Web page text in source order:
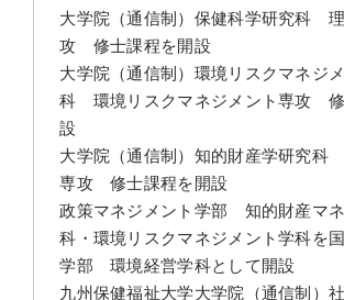
大学院（通信制）保健科学研究科
攻 修士課程を開設
大学院（通信制）環境リスクマネジ
科 環境リスクマネジメント専攻 修
設
大学院（通信制）知的財産学研究科
専攻 修士課程を開設
政策マネジメント学部 知的財産マ
科・環境リスクマネジメント学科を
学部 環境経営学科として開設
九州保健福祉大学大学院（通信制）